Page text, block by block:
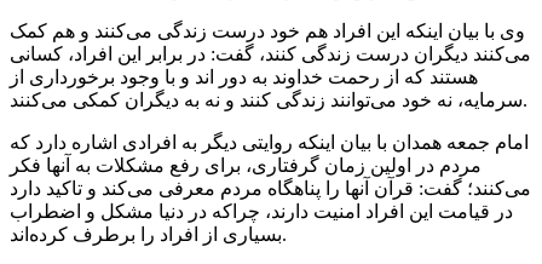
وی با بیان اینکه این افراد هم خود درست زندگی می‌کنند و هم کمک
می‌کنند دیگران درست زندگی کنند، گفت: در برابر این افراد، کسانی
هستند که از رحمت خداوند به دور
اند و با وجود برخورداری از
سرمایه، نه خود می‌توانند زندگی کنند و نه به دیگران کمکی می‌کنند.
امام جمعه همدان با بیان اینکه روایتی دیگر به افرادی اشاره دارد که
مردم در اولین زمان گرفتاری، برای رفع مشکلات به آنها فکر
می‌کنند؛ گفت: قرآن آنها را پناهگاه مردم معرفی می‌کند و تاکید دارد
در قیامت این افراد امنیت دارند، چراکه در دنیا مشکل و اضطراب
بسیاری از افراد را برطرف کرده‌اند.